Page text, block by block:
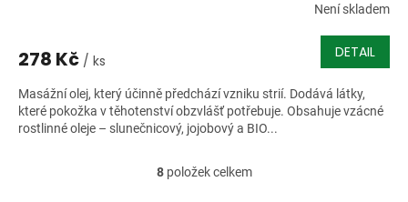
Není skladem
278 Kč / ks DETAIL
Masážní olej, který účinně předchází vzniku strií. Dodává látky,
které pokožka v těhotenství obzvlášť potřebuje. Obsahuje vzácné
rostlinné oleje – slunečnicový, jojobový a BIO...
O
8položek celkem